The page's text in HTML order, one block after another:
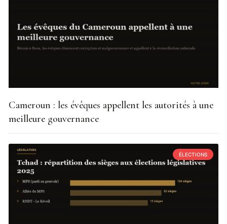
Cameroun : les évêques appellent les autorités à une
meilleure gouvernance
ÉLECTIONS